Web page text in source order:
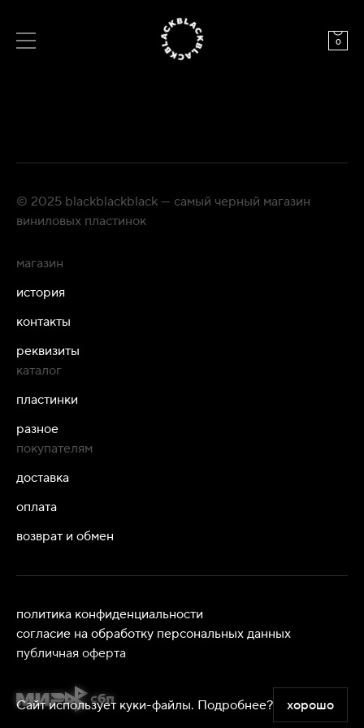
0
© 2025 blackblackblack — самый черный магазин
виниловых пластинок
магазин
история
контакты
реквизиты
каталог
пластинки
разное
покупателям
доставка
оплата
возврат и обмен
политика конфиденциальности
согласие на обработку персональных данных
публичная оферта
Сайт использует куки-файлы. Подробнее? хорошо